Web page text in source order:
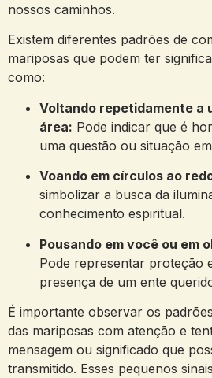
nossos caminhos.
Existem diferentes padrões de
mariposas que podem ter
como:
Voltando repetidamente a
área: Pode indicar que é
uma questão ou situação
Voando em círculos ao
simbolizar a busca da
conhecimento espiritual.
Pousando em você ou em
Pode representar proteção
presença de um ente
É importante observar os
das mariposas com atenção e
mensagem ou significado que
transmitido. Esses pequenos